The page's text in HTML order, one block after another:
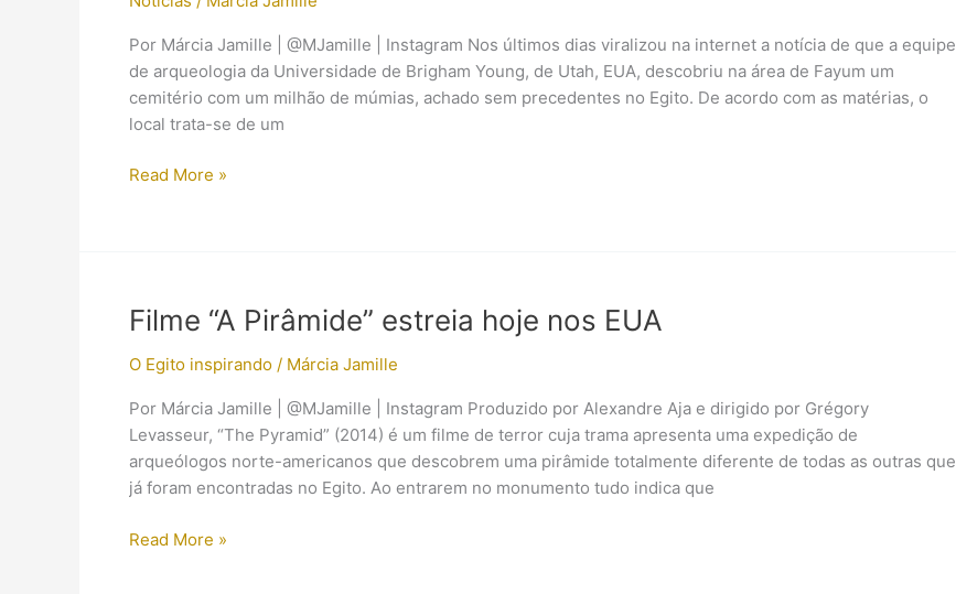
Antigo
nos
cinemas
Por Márcia Jamille | @MJamille | Instagram Nos últimos dias viralizou na internet a notícia de que a equipe
de arqueologia da Universidade de Brigham Young, de Utah, EUA, descobriu na área de Fayum um
cemitério com um milhão de múmias, achado sem precedentes no Egito. De acordo com as matérias, o
local trata-se de um
Ministério
nega
que
um
com
“um
milhão
de
foi
Read More »
Filme “A Pirâmide” estreia hoje nos EUA
O Egito inspirando / Márcia Jamille
Por Márcia Jamille | @MJamille | Instagram Produzido por Alexandre Aja e dirigido por Grégory
Levasseur, “The Pyramid” (2014) é um filme de terror cuja trama apresenta uma expedição de
arqueólogos norte-americanos que descobrem uma pirâmide totalmente diferente de todas as outras que
já foram encontradas no Egito. Ao entrarem no monumento tudo indica que
Filme
Read More »